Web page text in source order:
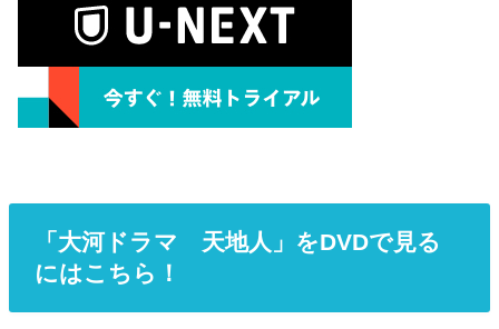
「大河ドラマ 天地人」をDVDで見る
にはこちら！